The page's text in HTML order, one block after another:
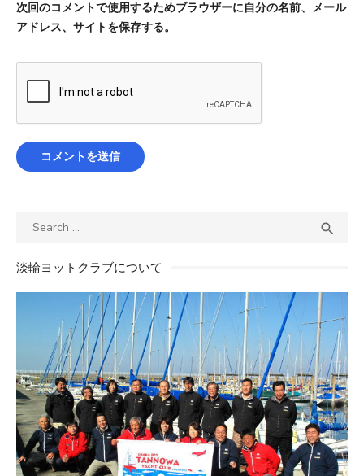
次回のコメントで使用するためブラウザーに自分の名前、メール
アドレス、サイトを保存する。
Search

淡輪ヨットクラブについて